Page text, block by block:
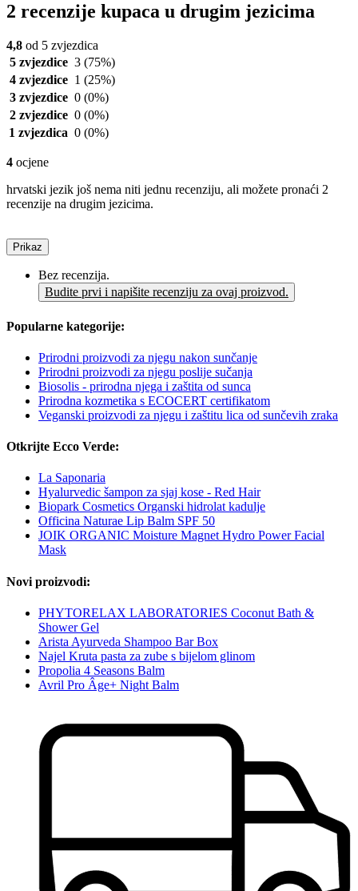
2 recenzije kupaca u drugim jezicima
4,8 od 5 zvjezdica
5 zvjezdice 3 (75%)
4 zvjezdice 1 (25%)
3 zvjezdice 0 (0%)
2 zvjezdice 0 (0%)
1 zvjezdica 0 (0%)
4 ocjene
hrvatski jezik još nema niti jednu recenziju, ali možete pronaći 2
recenzije na drugim jezicima.
Prikaz
Bez recenzija.
Budite prvi i napišite recenziju za ovaj proizvod.
Popularne kategorije:
Prirodni proizvodi za njegu nakon sunčanje
Prirodni proizvodi za njegu poslije sučanja
Biosolis - prirodna njega i zaštita od sunca
Prirodna kozmetika s ECOCERT certifikatom
Veganski proizvodi za njegu i zaštitu lica od sunčevih zraka
Otkrijte Ecco Verde:
La Saponaria
Hyalurvedic šampon za sjaj kose - Red Hair
Biopark Cosmetics Organski hidrolat kadulje
Officina Naturae Lip Balm SPF 50
JOIK ORGANIC Moisture Magnet Hydro Power Facial
Mask
Novi proizvodi:
PHYTORELAX LABORATORIES Coconut Bath &
Shower Gel
Arista Ayurveda Shampoo Bar Box
Najel Kruta pasta za zube s bijelom glinom
Propolia 4 Seasons Balm
Avril Pro Âge+ Night Balm